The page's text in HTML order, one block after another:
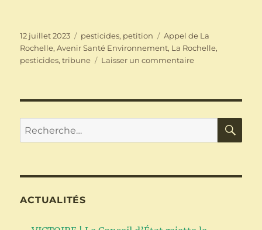
Publié
le
12 juillet 2023 Catégories
pesticides, petition Étiquettes
Appel de La
Rochelle,Avenir Santé Environnement, La Rochelle,
pesticides,tribune Laisser un commentairesur
« L’APPEL
LA
Recherche
pour :
ACTUALITÉS